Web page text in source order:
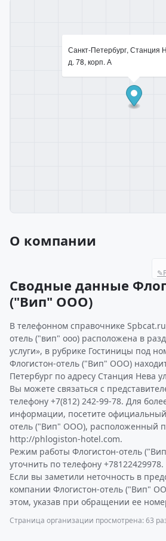
Санкт-Петербург, Станция
д. 78, корп. А
О компании
✎
Сводные данные
("Вип" ООО)
В телефонном справочнике
отель ("вип" ооо) расположена в
услуги», в рубрике Гостиницы под
Флогистон-отель ("Вип" ООО)
Петербург по адресу Станция Нева
Вы можете связаться с
телефону +7(812) 242-99-78. Для
информации, посетите
отель ("Вип" ООО), расположенный
http://phlogiston-hotel.com.
Режим работы Флогистон-отель
уточнить по телефону +78122429978.
Если вы заметили неточность в
компании Флогистон-отель ("Вип"
этом, указав при обращении ее
Страница организации просмотрена: 63